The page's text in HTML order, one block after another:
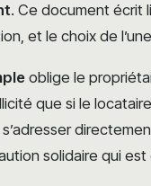
. Ce document écrit
et le choix de
oblige le
que si le
solidaire qui